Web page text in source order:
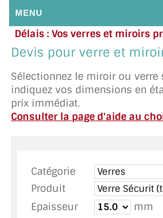
MENU
NOUS CONTACTER
DEMANDE DE DEVIS
SUIVI DE DEVIS
TOUS LES TARIFS AU M2
GUIDE : CHOIX PAR
Délais : Vos verres et miroirs
en
Appelez ou envoyez un
Devis pour verre et
Sélectionnez le miroir ou verre
indiquez vos dimensions en
prix immédiat.
Consulter la page d'aide au
Catégorie
Produit
Epaisseur
mm